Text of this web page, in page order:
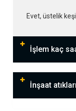
Evet, üstelik
İşlem kaç
İnşaat